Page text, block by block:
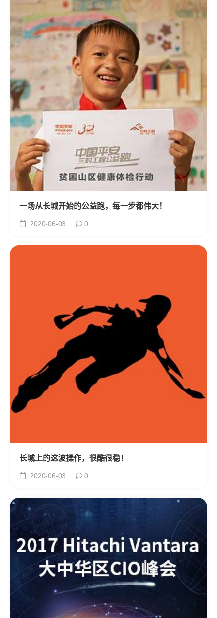
一场从长城开始的公益跑，每一步都伟大！
2020-06-03 0
长城上的这波操作，很酷很稳！
2020-06-03 0